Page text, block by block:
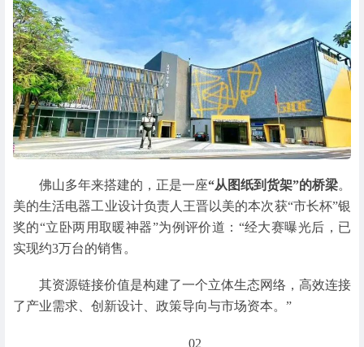
佛山多年来搭建的，正是一座“从图纸到货架”的桥梁。
美的生活电器工业设计负责人王晋以美的本次获“市长杯”银
奖的“立卧两用取暖神器”为例评价道：“经大赛曝光后，已
实现约3万台的销售。
其资源链接价值是构建了一个立体生态网络，高效连接
了产业需求、创新设计、政策导向与市场资本。”
02